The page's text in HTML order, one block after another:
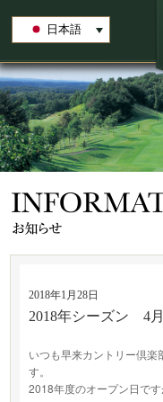
日本語
2018年1月28日
2018年シーズン 4
いつも早来カントリー倶楽
す。
2018年度のオープン日で